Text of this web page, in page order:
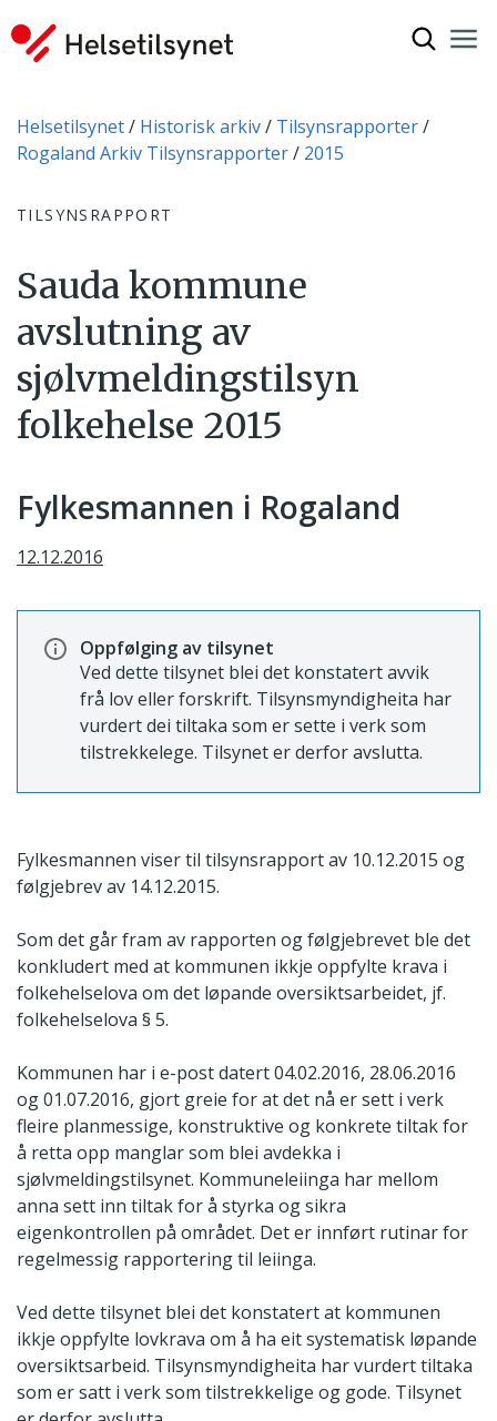
Du er her:
Helsetilsynet Historisk arkiv
Tilsynsrapporter
Rogaland Arkiv Tilsynsrapporter
2015
TILSYNSRAPPORT
Sauda kommune
avslutning av
sjølvmeldingstilsyn
folkehelse 2015
Fylkesmannen i Rogaland
12.12.2016
Oppfølging av tilsynet
Ved dette tilsynet blei det konstatert avvik
frå lov eller forskrift. Tilsynsmyndigheita har
vurdert dei tiltaka som er sette i verk som
tilstrekkelege. Tilsynet er derfor avslutta.
Fylkesmannen viser til tilsynsrapport av 10.12.2015 og
følgjebrev av 14.12.2015.
Som det går fram av rapporten og følgjebrevet ble det
konkludert med at kommunen ikkje oppfylte krava i
folkehelselova om det løpande oversiktsarbeidet, jf.
folkehelselova § 5.
Kommunen har i e-post datert 04.02.2016, 28.06.2016
og 01.07.2016, gjort greie for at det nå er sett i verk
fleire planmessige, konstruktive og konkrete tiltak for
å retta opp manglar som blei avdekka i
sjølvmeldingstilsynet. Kommuneleiinga har mellom
anna sett inn tiltak for å styrka og sikra
eigenkontrollen på området. Det er innført rutinar for
regelmessig rapportering til leiinga.
Ved dette tilsynet blei det konstatert at kommunen
ikkje oppfylte lovkrava om å ha eit systematisk løpande
oversiktsarbeid. Tilsynsmyndigheita har vurdert tiltaka
som er satt i verk som tilstrekkelige og gode. Tilsynet